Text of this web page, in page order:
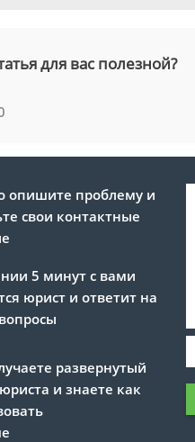
для вас полезной?
опишите проблему и
свои контактные
5 минут с вами
юрист и ответит на
развернутый
и знаете как